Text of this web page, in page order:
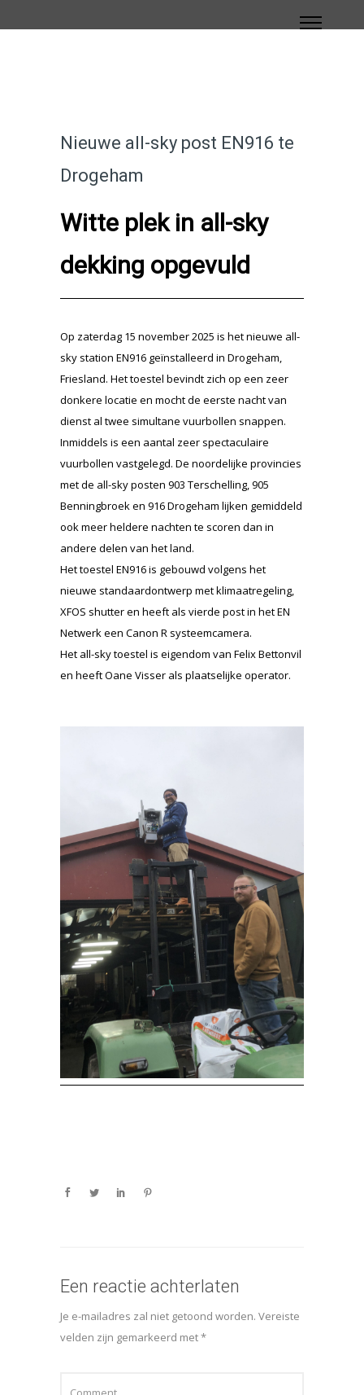
Nieuwe all-sky post EN916 te
Drogeham
Witte plek in all-sky
dekking opgevuld
Op zaterdag 15 november 2025 is het nieuwe all-
sky station EN916 geïnstalleerd in Drogeham,
Friesland. Het toestel bevindt zich op een zeer
donkere locatie en mocht de eerste nacht van
dienst al twee simultane vuurbollen snappen.
Inmiddels is een aantal zeer spectaculaire
vuurbollen vastgelegd. De noordelijke provincies
met de all-sky posten 903 Terschelling, 905
Benningbroek en 916 Drogeham lijken gemiddeld
ook meer heldere nachten te scoren dan in
andere delen van het land.
Het toestel EN916 is gebouwd volgens het
nieuwe standaardontwerp met klimaatregeling,
XFOS shutter en heeft als vierde post in het EN
Netwerk een Canon R systeemcamera.
Het all-sky toestel is eigendom van Felix Bettonvil
en heeft Oane Visser als plaatselijke operator.
Een reactie achterlaten
Je e-mailadres zal niet getoond worden. Vereiste
velden zijn gemarkeerd met*